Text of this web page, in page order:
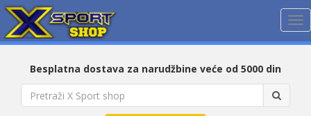
Besplatna dostava za narudžbine veće od 5000 din